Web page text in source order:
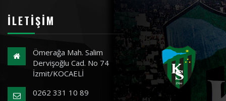
İLETIŞIM
Ömerağa Mah. Salim
Dervişoğlu Cad. No 74
İzmit/KOCAELİ
0262 331 10 89